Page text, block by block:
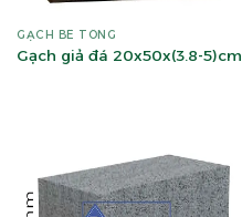
GẠCH BÊ TÔNG
Gạch giả đá 20x50x(3.8-5)cm